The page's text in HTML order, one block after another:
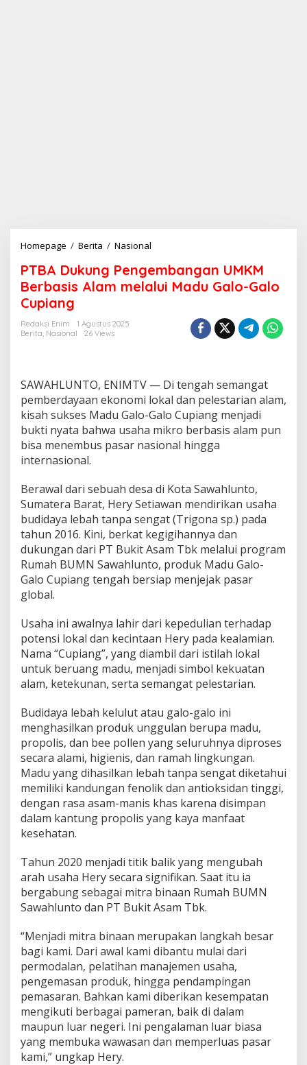
Homepage / Berita / Nasional
B
A
D
g
e
m
b
a
n
U
M
K
M
B
e
s
i
s
A
a
m
e
l
l
u
M
a
d
a
l
o
G
l
o
C
u
p
a
n
PTBA Dukung Pengembangan UMKM
Berbasis Alam melalui Madu Galo-Galo
Cupiang
Redaksi Enim
1 Agustus 2025
Berita, Nasional 26 Views
SAWAHLUNTO, ENIMTV — Di tengah semangat
pemberdayaan ekonomi lokal dan pelestarian alam,
kisah sukses Madu Galo-Galo Cupiang menjadi
bukti nyata bahwa usaha mikro berbasis alam pun
bisa menembus pasar nasional hingga
internasional.
Berawal dari sebuah desa di Kota Sawahlunto,
Sumatera Barat, Hery Setiawan mendirikan usaha
budidaya lebah tanpa sengat (Trigona sp.) pada
tahun 2016. Kini, berkat kegigihannya dan
dukungan dari PT Bukit Asam Tbk melalui program
Rumah BUMN Sawahlunto, produk Madu Galo-
Galo Cupiang tengah bersiap menjejak pasar
global.
Usaha ini awalnya lahir dari kepedulian terhadap
potensi lokal dan kecintaan Hery pada kealamian.
Nama “Cupiang”, yang diambil dari istilah lokal
untuk beruang madu, menjadi simbol kekuatan
alam, ketekunan, serta semangat pelestarian.
Budidaya lebah kelulut atau galo-galo ini
menghasilkan produk unggulan berupa madu,
propolis, dan bee pollen yang seluruhnya diproses
secara alami, higienis, dan ramah lingkungan.
Madu yang dihasilkan lebah tanpa sengat diketahui
memiliki kandungan fenolik dan antioksidan tinggi,
dengan rasa asam-manis khas karena disimpan
dalam kantung propolis yang kaya manfaat
kesehatan.
Tahun 2020 menjadi titik balik yang mengubah
arah usaha Hery secara signifikan. Saat itu ia
bergabung sebagai mitra binaan Rumah BUMN
Sawahlunto dan PT Bukit Asam Tbk.
“Menjadi mitra binaan merupakan langkah besar
bagi kami. Dari awal kami dibantu mulai dari
permodalan, pelatihan manajemen usaha,
pengemasan produk, hingga pendampingan
pemasaran. Bahkan kami diberikan kesempatan
mengikuti berbagai pameran, baik di dalam
maupun luar negeri. Ini pengalaman luar biasa
yang membuka wawasan dan memperluas pasar
kami,” ungkap Hery.